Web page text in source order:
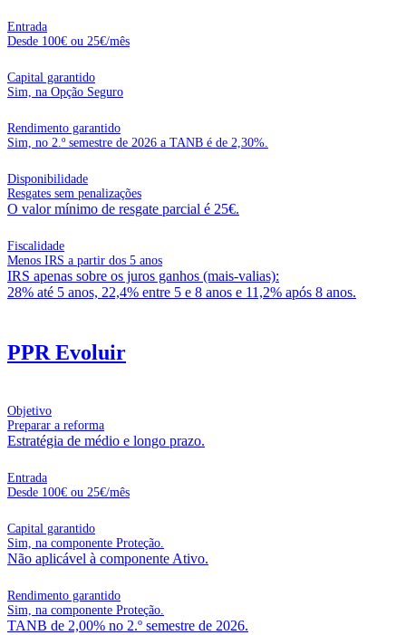
Entrada
Desde 100€ ou 25€/mês
Capital garantido
Sim, na Opção Seguro
Rendimento garantido
Sim, no 2.º semestre de 2026 a TANB é de 2,30%.
Disponibilidade
Resgates sem penalizações
O valor mínimo de resgate parcial é 25€.
Fiscalidade
Menos IRS a partir dos 5 anos
IRS apenas sobre os juros ganhos (mais-valias):
28% até 5 anos, 22,4% entre 5 e 8 anos e 11,2% após 8 anos.
PPR Evoluir
Objetivo
Preparar a reforma
Estratégia de médio e longo prazo.
Entrada
Desde 100€ ou 25€/mês
Capital garantido
Sim, na componente Proteção.
Não aplicável à componente Ativo.
Rendimento garantido
Sim, na componente Proteção.
TANB de 2,00% no 2.º semestre de 2026.